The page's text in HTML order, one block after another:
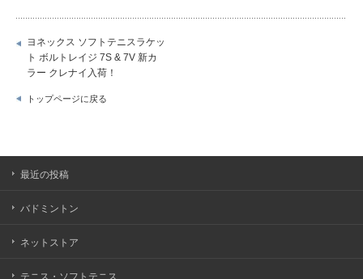
ヨネックス ソフトテニスラケッ
ト ボルトレイジ 7S & 7V 新カ
ラー クレナイ入荷！
トップページに戻る
最近の投稿
バドミントン
ネットストア
テニス・ソフトテニス